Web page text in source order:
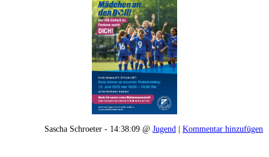
Sascha Schroeter - 14:38:09 @ Jugend | Kommentar hinzufügen